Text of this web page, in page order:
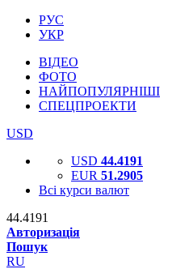
РУС
УКР
ВІДЕО
ФОТО
НАЙПОПУЛЯРНІШІ
СПЕЦПРОЕКТИ
USD
USD 44.4191
EUR 51.2905
Всі курси валют
44.4191
Авторизація
Пошук
RU